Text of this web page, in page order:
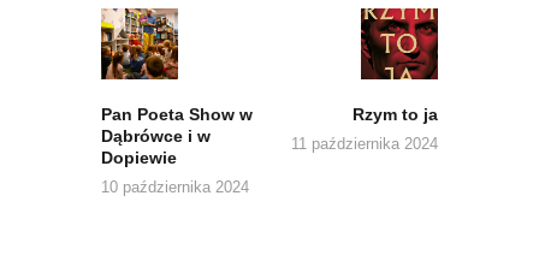
wpisu
Pan Poeta Show w
Dąbrówce i w
Dopiewie
10 października 2024
Rzym to ja
11 października 2024